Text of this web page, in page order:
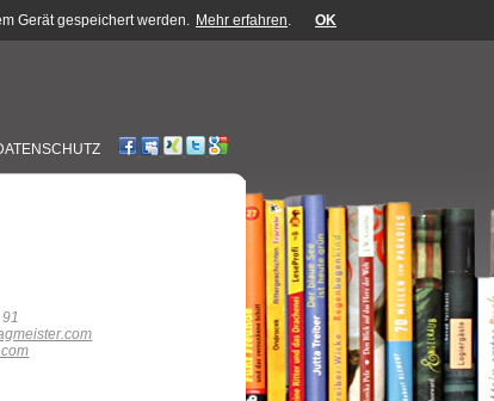
Gerät gespeichert werden. Mehr erfahren. OK